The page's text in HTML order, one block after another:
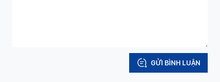
GỬI BÌNH LUẬN